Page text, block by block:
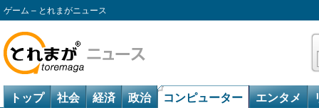
ゲーム – とれまがニュース
トップ 社会 経済 政治 コンピューター エンタメ